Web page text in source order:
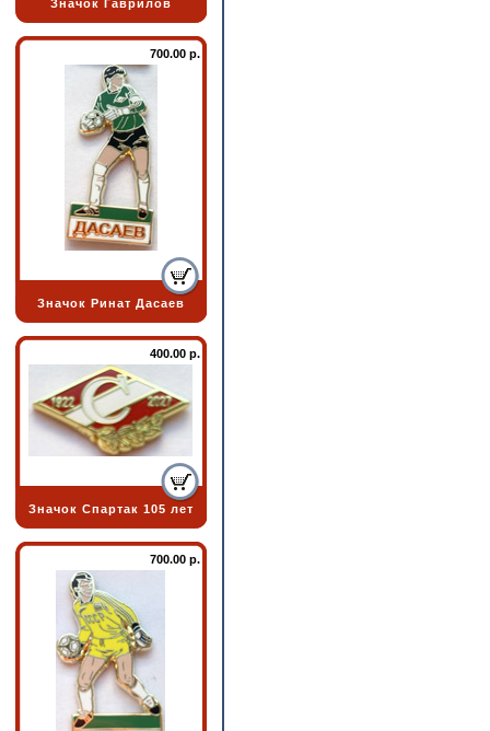
Значок Гаврилов
700.00 р.
Значок Ринат Дасаев
400.00 р.
Значок Спартак 105 лет
700.00 р.